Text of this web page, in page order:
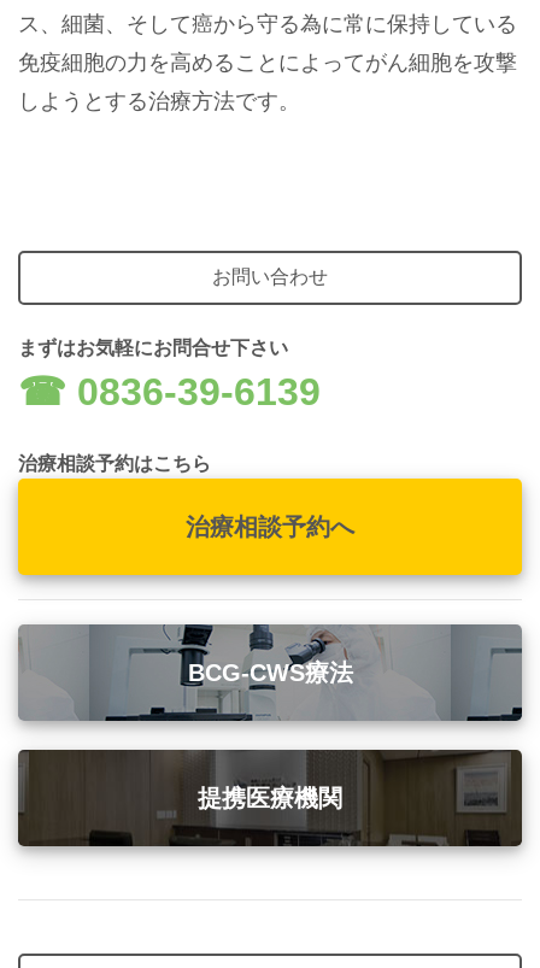
ス、細菌、そして癌から守る為に常に保持している
免疫細胞の力を高めることによってがん細胞を攻撃
しようとする治療方法です。
お問い合わせ
まずはお気軽にお問合せ下さい
☎︎ 0836-39-6139
治療相談予約はこちら
治療相談予約へ
BCG-CWS療法
提携医療機関